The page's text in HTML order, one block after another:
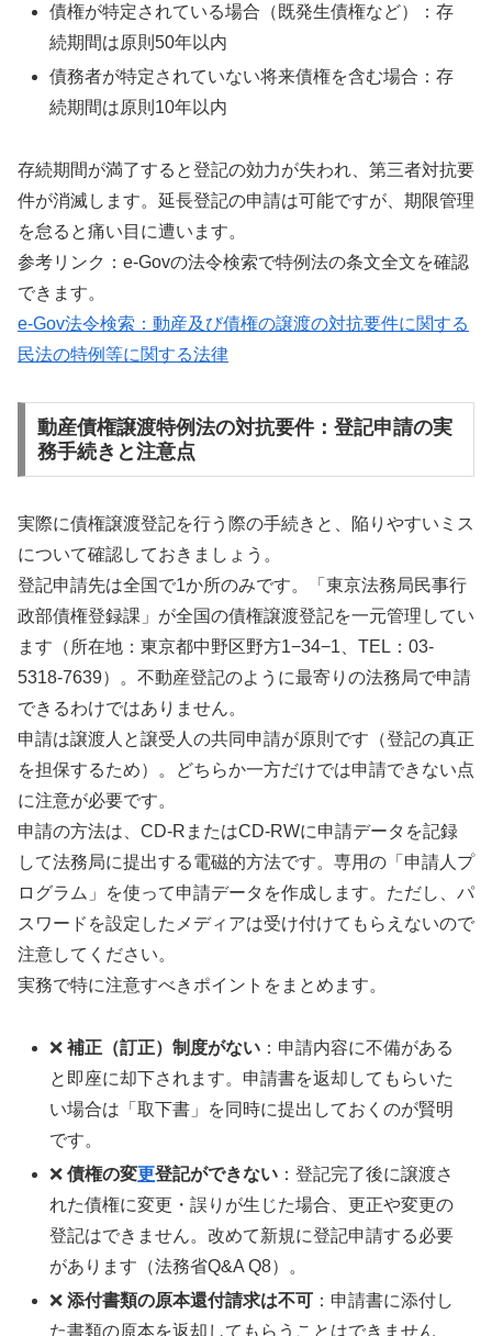
債権が特定されている場合（既発生債権など）：存
続期間は原則50年以内
債務者が特定されていない将来債権を含む場合：存
続期間は原則10年以内
存続期間が満了すると登記の効力が失われ、第三者対抗要
件が消滅します。延長登記の申請は可能ですが、期限管理
を怠ると痛い目に遭います。
参考リンク：e-Govの法令検索で特例法の条文全文を確認
できます。
e-Gov法令検索：動産及び債権の譲渡の対抗要件に関する
民法の特例等に関する法律
動産債権譲渡特例法の対抗要件：登記申請の実
務手続きと注意点
実際に債権譲渡登記を行う際の手続きと、陥りやすいミス
について確認しておきましょう。
登記申請先は全国で1か所のみです。「東京法務局民事行
政部債権登録課」が全国の債権譲渡登記を一元管理してい
ます（所在地：東京都中野区野方1−34−1、TEL：03-
5318-7639）。不動産登記のように最寄りの法務局で申請
できるわけではありません。
申請は譲渡人と譲受人の共同申請が原則です（登記の真正
を担保するため）。どちらか一方だけでは申請できない点
に注意が必要です。
申請の方法は、CD-RまたはCD-RWに申請データを記録
して法務局に提出する電磁的方法です。専用の「申請人プ
ログラム」を使って申請データを作成します。ただし、パ
スワードを設定したメディアは受け付けてもらえないので
注意してください。
実務で特に注意すべきポイントをまとめます。
❌補正（訂正）制度がない ：申請内容に不備がある
と即座に却下されます。申請書を返却してもらいた
い場合は「取下書」を同時に提出しておくのが賢明
です。
❌債権の変更登記ができない ：登記完了後に譲渡さ
れた債権に変更・誤りが生じた場合、更正や変更の
登記はできません。改めて新規に登記申請する必要
があります（法務省Q&A Q8）。
❌添付書類の原本還付請求は不可 ：申請書に添付し
た書類の原本を返却してもらうことはできません